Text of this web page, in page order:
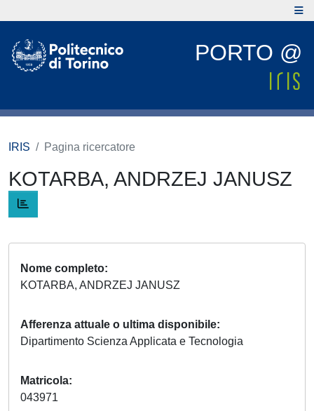
PORTO @
IRIS Pagina ricercatore
KOTARBA, ANDRZEJ JANUSZ
Nome completo
KOTARBA, ANDRZEJ JANUSZ
Afferenza attuale o ultima disponibile
Dipartimento Scienza Applicata e Tecnologia
Matricola
043971